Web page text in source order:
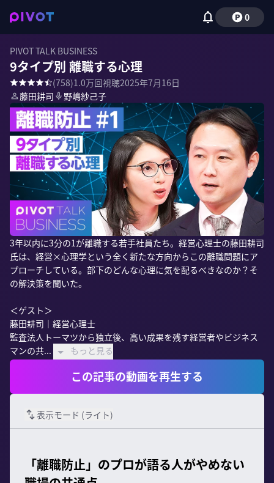
0
PIVOT TALK BUSINESS
9タイプ別 離職する心理
(758)1.0万回視聴2025年7月16日
藤田耕司
野嶋紗己子
3年以内に3分の1が離職する若手社員たち。経営心理士の藤田耕司
氏は、経営×心理学という全く新たな方向からこの離職問題にア
プローチしている。部下のどんな心理に気を配るべきなのか？そ
の解決策を聞いた。
＜ゲスト＞
藤田耕司｜経営心理士
監査法人トーマツから独立後、高い成果を残す経営者やビジネス
マンの共...
もっと見る
この記事の動画を再生する
表示モード (ライト)
「離職防止」のプロが語る人がやめない